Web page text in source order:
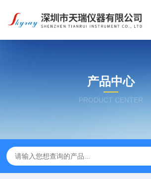
产品中心
PRODUCT CENTER